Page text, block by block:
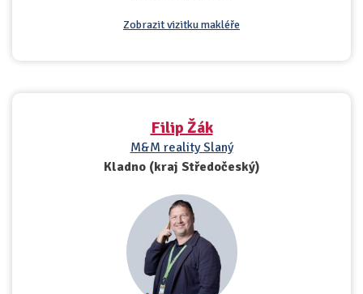
Zobrazit vizitku makléře
Filip Žák
M&M reality Slaný
Kladno (kraj Středočeský)